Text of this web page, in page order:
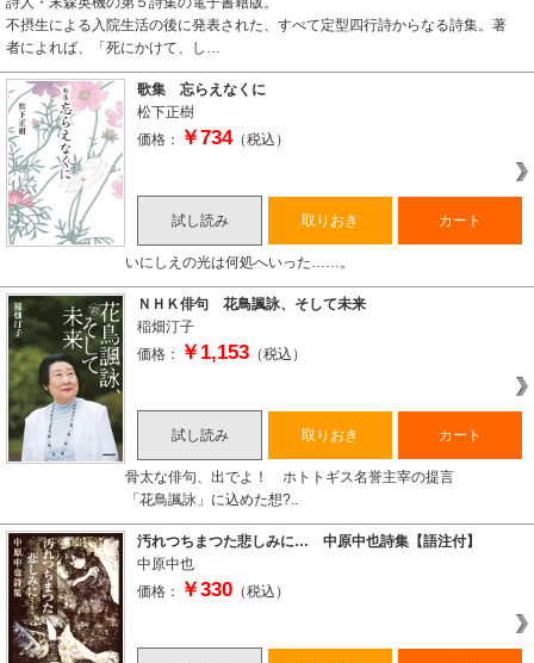
不摂生による入院生活の後に発表された、すべて定型四行詩からなる詩集。著
者によれば、「死にかけて、し…
歌集 忘らえなくに
松下正樹
価格：
￥734（税込）
試し読み 取りおき カート
いにしえの光は何処へいった……。
ＮＨＫ俳句 花鳥諷詠、そして未来
稲畑汀子
価格：
￥1,153 （税込）
試し読み 取りおき カート
骨太な俳句、出でよ！ ホトトギス名誉主宰の提言
「花鳥諷詠」に込めた想?..
汚れつちまつた悲しみに… 中原中也詩集【語注付】
中原中也
価格：
￥330 （税込）